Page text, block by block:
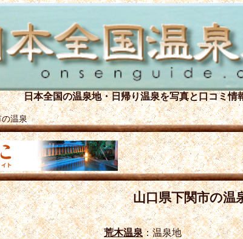
日本全国の温泉地・日帰り温泉を写真と口コミ情
温泉
山口県下関市の温
荒木温泉：温泉地